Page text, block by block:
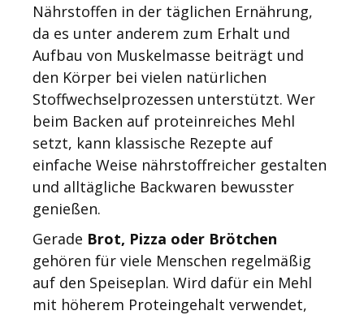
Nährstoffen in der täglichen Ernährung,
da es unter anderem zum Erhalt und
Aufbau von Muskelmasse beiträgt und
den Körper bei vielen natürlichen
Stoffwechselprozessen unterstützt. Wer
beim Backen auf proteinreiches Mehl
setzt, kann klassische Rezepte auf
einfache Weise nährstoffreicher gestalten
und alltägliche Backwaren bewusster
genießen.
Gerade Brot, Pizza oder Brötchen
gehören für viele Menschen regelmäßig
auf den Speiseplan. Wird dafür ein Mehl
mit höherem Proteingehalt verwendet,